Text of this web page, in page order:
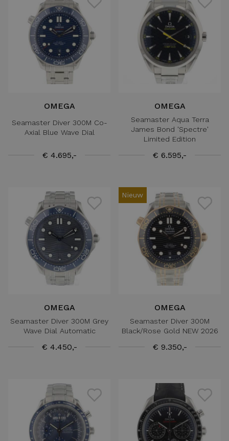
OMEGA
Seamaster Diver 300M Co-
Axial Blue Wave Dial
€ 4.695,-
OMEGA
Seamaster Aqua Terra
James Bond 'Spectre'
Limited Edition
€ 6.595,-
OMEGA
Seamaster Diver 300M Grey
Wave Dial Automatic
€ 4.450,-
Nieuw
OMEGA
Seamaster Diver 300M
Black/Rose Gold NEW 2026
€ 9.350,-